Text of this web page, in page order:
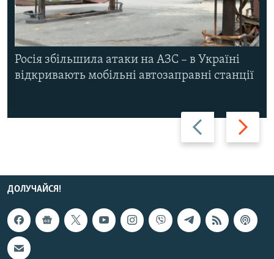
Назад Вперед
Росія збільшила атаки на АЗС – в Україні
відкривають мобільні автозаправні станції
ДОЛУЧАЙСЯ!